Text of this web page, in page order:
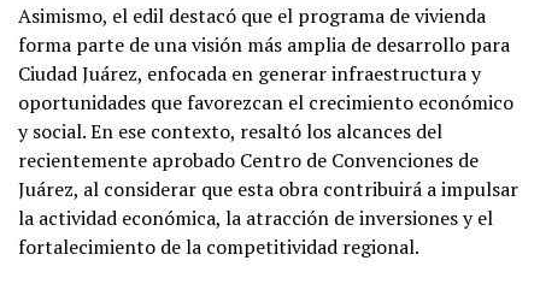
Asimismo, el edil destacó que el programa de vivienda
forma parte de una visión más amplia de desarrollo para
Ciudad Juárez, enfocada en generar infraestructura y
oportunidades que favorezcan el crecimiento económico
y social. En ese contexto, resaltó los alcances del
recientemente aprobado Centro de Convenciones de
Juárez, al considerar que esta obra contribuirá a impulsar
la actividad económica, la atracción de inversiones y el
fortalecimiento de la competitividad regional.